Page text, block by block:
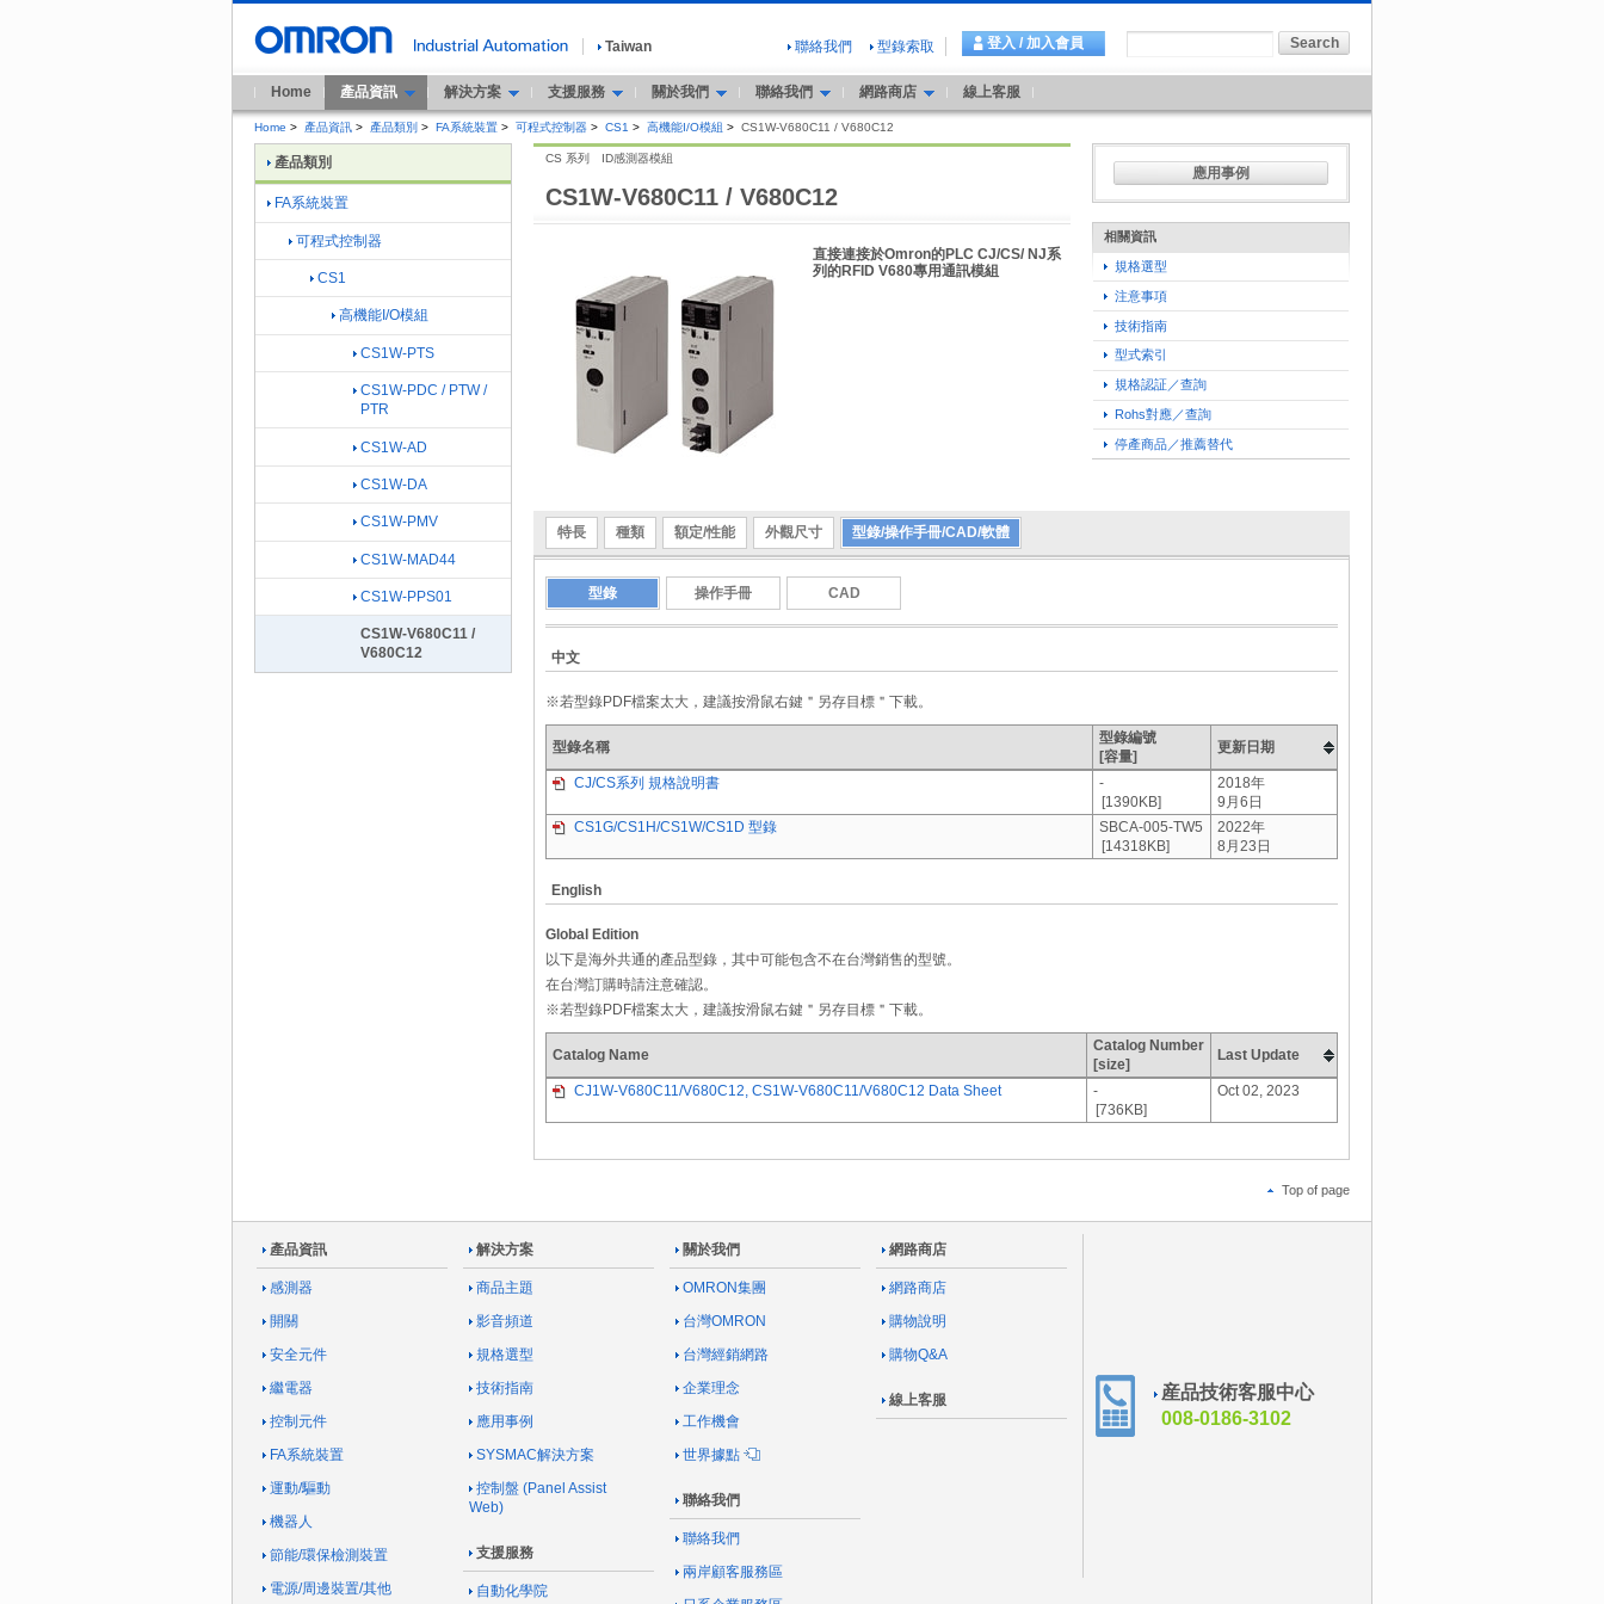
Taiwan 聯絡我們 型錄索取 登入 / 加入會員
Home 產品資訊 解決方案 支援服務 關於我們 聯絡我們 網路商店 線上客服
Home > 產品資訊 > 產品類別 > FA系統裝置 > 可程式控制器 > CS1 > 高機能I/O模組 > CS1W-V680C11 / V680C12
CS1W-V680C11 / V680C12
CS 系列 ID感測器模組
直接連接於Omron的PLC CJ/CS/ NJ系
列的RFID V680專用通訊模組
應用事例
相關資訊
規格選型
注意事項
技術指南
型式索引
規格認証／查詢
Rohs對應／查詢
停產商品／推薦替代
特長 種類 額定/性能 外觀尺寸 型錄/操作手冊/CAD/軟體
型錄 操作手冊 CAD
中文
※若型錄PDF檔案太大，建議按滑鼠右鍵＂另存目標＂下載。
型錄名稱
型錄編號
[容量]
更新日期
CJ/CS系列 規格說明書
-
[1390KB]
2018年
9月6日
CS1G/CS1H/CS1W/CS1D 型錄
SBCA-005-TW5
[14318KB]
2022年
8月23日
English
Global Edition
以下是海外共通的產品型錄，其中可能包含不在台灣銷售的型號。
在台灣訂購時請注意確認。
※若型錄PDF檔案太大，建議按滑鼠右鍵＂另存目標＂下載。
Catalog Name
Catalog Number
[size]
Last Update
CJ1W-V680C11/V680C12, CS1W-V680C11/V680C12 Data Sheet
-
[736KB]
Oct 02, 2023
產品類別
FA系統裝置
可程式控制器
CS1
高機能I/O模組
CS1W-PTS
CS1W-PDC / PTW /
PTR
CS1W-AD
CS1W-DA
CS1W-PMV
CS1W-MAD44
CS1W-PPS01
CS1W-V680C11 /
V680C12
Top of page
產品資訊
感測器
開關
安全元件
繼電器
控制元件
FA系統裝置
運動/驅動
機器人
節能/環保檢測裝置
電源/周邊裝置/其他
解決方案
商品主題
影音頻道
規格選型
技術指南
應用事例
SYSMAC解決方案
控制盤 (Panel Assist
Web)
支援服務
自動化學院
關於我們
OMRON集團
台灣OMRON
台灣經銷網路
企業理念
工作機會
世界據點
聯絡我們
聯絡我們
兩岸顧客服務區
網路商店
網路商店
購物說明
購物Q&A
線上客服
産品技術客服中心
008-0186-3102